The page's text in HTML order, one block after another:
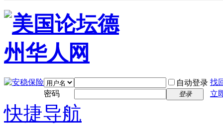
自动登录 找
密码
登录 立
快捷导航